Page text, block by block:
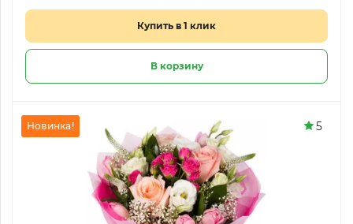
Купить в 1 клик
В корзину
Новинка! 5